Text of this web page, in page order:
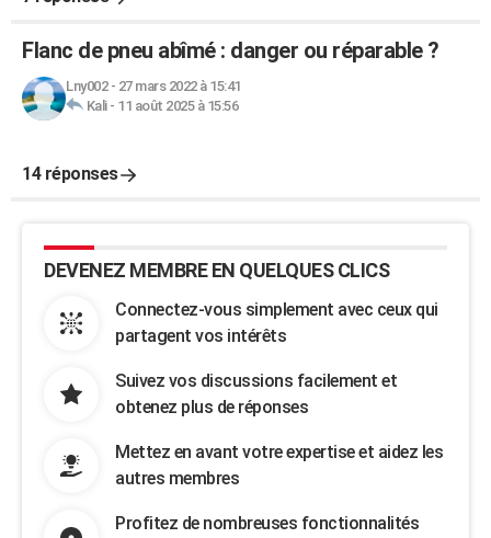
Flanc de pneu abîmé : danger ou réparable ?
Lny002- 27 mars 2022 à 15:41
Kali- 11 août 2025 à 15:56
14 réponses
DEVENEZ MEMBRE EN QUELQUES CLICS
Connectez-vous simplement avec ceux qui
partagent vos intérêts
Suivez vos discussions facilement et
obtenez plus de réponses
Mettez en avant votre expertise et aidez les
autres membres
Profitez de nombreuses fonctionnalités